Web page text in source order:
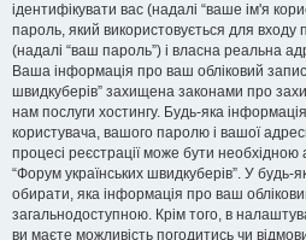
ідентифікувати вас (надалі “ваше ім'я
пароль, який використовується для входу
(надалі “ваш пароль”) і власна реальна
Ваша інформація про ваш обліковий
швидкуберів” захищена законами про
нам послуги хостингу. Будь-яка
користувача, вашого паролю і вашої
процесі реєстрації може бути
“Форум українських швидкуберів”. У будь-
обирати, яка інформація про ваш
загальнодоступною. Крім того, в
ви маєте можливість погодитись чи